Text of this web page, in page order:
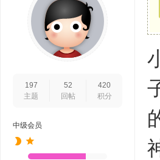
197
主题
52
回帖
420
积分
中级会员